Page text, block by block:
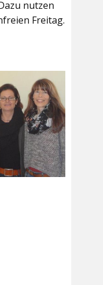
nutzen
Freitag.